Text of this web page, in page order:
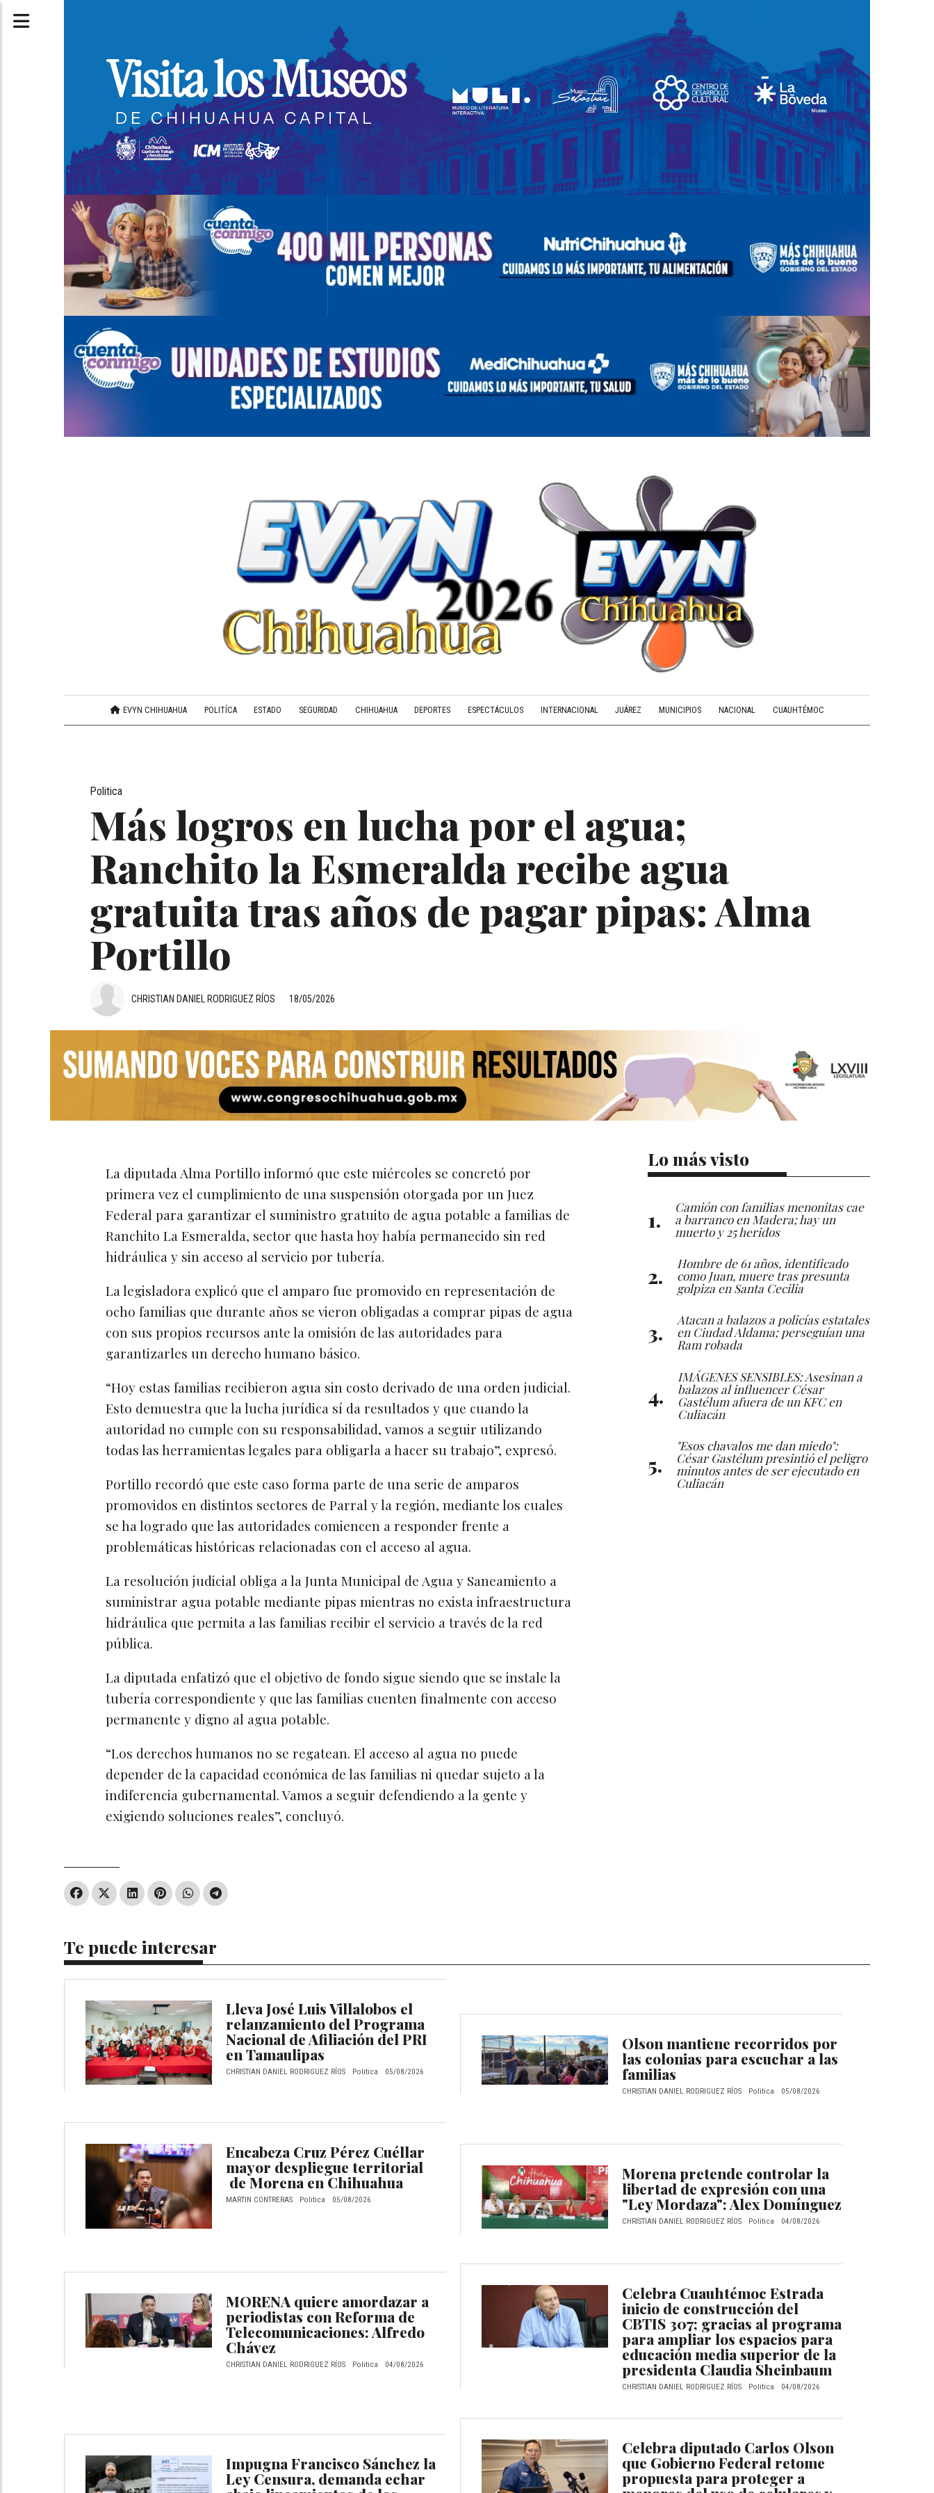
EVYN CHIHUAHUA POLITÍCA ESTADO SEGURIDAD CHIHUAHUA DEPORTES ESPECTÁCULOS INTERNACIONAL JUÁREZ MUNICIPIOS NACIONAL CUAUHTÉMOC
Más logros en lucha por el agua;
Ranchito la Esmeralda recibe agua
gratuita tras años de pagar pipas: Alma
Portillo
Politica
18/05/2026
CHRISTIAN DANIEL RODRIGUEZ RÍOS
La diputada Alma Portillo informó que este miércoles se concretó por
primera vez el cumplimiento de una suspensión otorgada por un Juez
Federal para garantizar el suministro gratuito de agua potable a familias de
Ranchito La Esmeralda, sector que hasta hoy había permanecido sin red
hidráulica y sin acceso al servicio por tubería.
La legisladora explicó que el amparo fue promovido en representación de
ocho familias que durante años se vieron obligadas a comprar pipas de agua
con sus propios recursos ante la omisión de las autoridades para
garantizarles un derecho humano básico.
“Hoy estas familias recibieron agua sin costo derivado de una orden judicial.
Esto demuestra que la lucha jurídica sí da resultados y que cuando la
autoridad no cumple con su responsabilidad, vamos a seguir utilizando
todas las herramientas legales para obligarla a hacer su trabajo”, expresó.
Portillo recordó que este caso forma parte de una serie de amparos
promovidos en distintos sectores de Parral y la región, mediante los cuales
se ha logrado que las autoridades comiencen a responder frente a
problemáticas históricas relacionadas con el acceso al agua.
La resolución judicial obliga a la Junta Municipal de Agua y Saneamiento a
suministrar agua potable mediante pipas mientras no exista infraestructura
hidráulica que permita a las familias recibir el servicio a través de la red
pública.
La diputada enfatizó que el objetivo de fondo sigue siendo que se instale la
tubería correspondiente y que las familias cuenten finalmente con acceso
permanente y digno al agua potable.
“Los derechos humanos no se regatean. El acceso al agua no puede
depender de la capacidad económica de las familias ni quedar sujeto a la
indiferencia gubernamental. Vamos a seguir defendiendo a la gente y
exigiendo soluciones reales”, concluyó.
Te puede interesar
Lleva José Luis Villalobos el
relanzamiento del Programa
Nacional de Afiliación del PRI
en Tamaulipas
CHRISTIAN DANIEL RODRIGUEZ RÍOS Politica 05/08/2026
Olson mantiene recorridos por
las colonias para escuchar a las
familias
CHRISTIAN DANIEL RODRIGUEZ RÍOS Politica 05/08/2026
Encabeza Cruz Pérez Cuéllar
mayor despliegue territorial
de Morena en Chihuahua
MARTIN CONTRERAS Politica 05/08/2026
Morena pretende controlar la
libertad de expresión con una
"Ley Mordaza": Alex Domínguez
CHRISTIAN DANIEL RODRIGUEZ RÍOS Politica 04/08/2026
MORENA quiere amordazar a
periodistas con Reforma de
Telecomunicaciones: Alfredo
Chávez
CHRISTIAN DANIEL RODRIGUEZ RÍOS Politica 04/08/2026
Celebra Cuauhtémoc Estrada
inicio de construcción del
CBTIS 307; gracias al programa
para ampliar los espacios para
educación media superior de la
presidenta Claudia Sheinbaum
CHRISTIAN DANIEL RODRIGUEZ RÍOS Politica 04/08/2026
Impugna Francisco Sánchez la
Ley Censura, demanda echar
Celebra diputado Carlos Olson
que Gobierno Federal retome
propuesta para proteger a
Lo más visto
Camión con familias menonitas cae
a barranco en Madera; hay un
muerto y 25 heridos
Hombre de 61 años, identificado
como Juan, muere tras presunta
golpiza en Santa Cecilia
Atacan a balazos a policías estatales
en Ciudad Aldama; perseguían una
Ram robada
IMÁGENES SENSIBLES: Asesinan a
balazos al influencer César
Gastélum afuera de un KFC en
Culiacán
"Esos chavalos me dan miedo":
César Gastélum presintió el peligro
minutos antes de ser ejecutado en
Culiacán